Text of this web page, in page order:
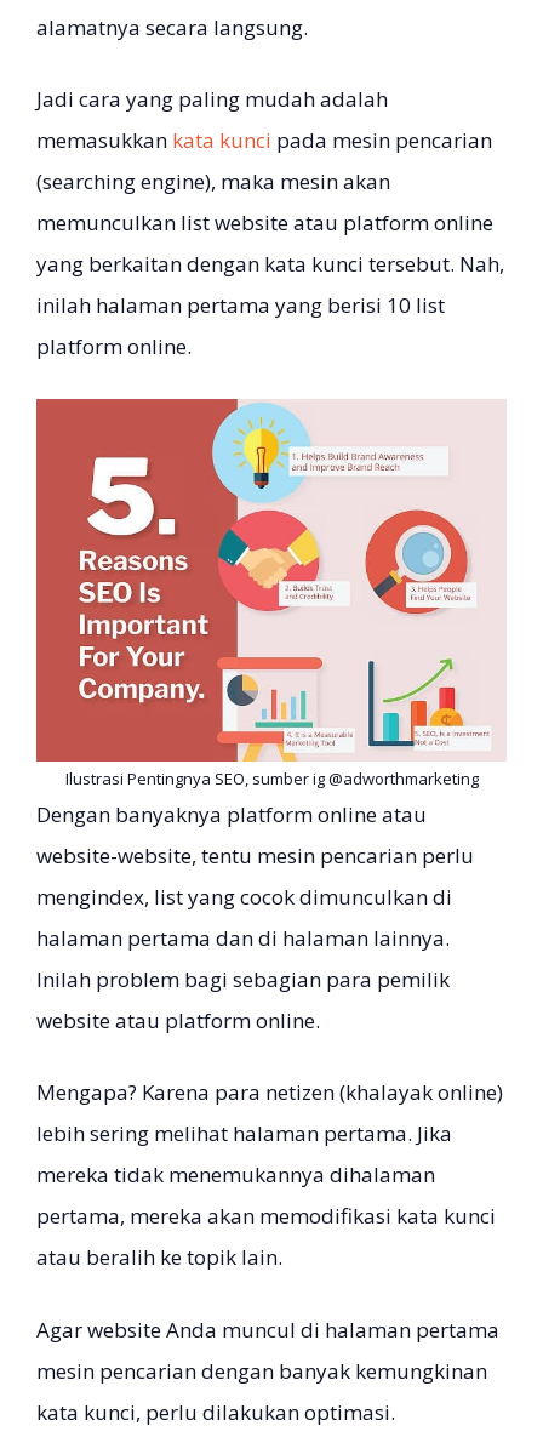
alamatnya secara langsung.
Jadi cara yang paling mudah adalah
memasukkan kata kunci pada mesin pencarian
(searching engine), maka mesin akan
memunculkan list website atau platform online
yang berkaitan dengan kata kunci tersebut. Nah,
inilah halaman pertama yang berisi 10 list
platform online.
Ilustrasi Pentingnya SEO, sumber ig @adworthmarketing
Dengan banyaknya platform online atau
website-website, tentu mesin pencarian perlu
mengindex, list yang cocok dimunculkan di
halaman pertama dan di halaman lainnya.
Inilah problem bagi sebagian para pemilik
website atau platform online.
Mengapa? Karena para netizen (khalayak online)
lebih sering melihat halaman pertama. Jika
mereka tidak menemukannya dihalaman
pertama, mereka akan memodifikasi kata kunci
atau beralih ke topik lain.
Agar website Anda muncul di halaman pertama
mesin pencarian dengan banyak kemungkinan
kata kunci, perlu dilakukan optimasi.